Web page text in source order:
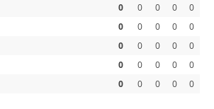
0 0 0 0
0
0 0 0 0
0
0 0 0 0
0
0 0 0 0
0
0 0 0 0 0